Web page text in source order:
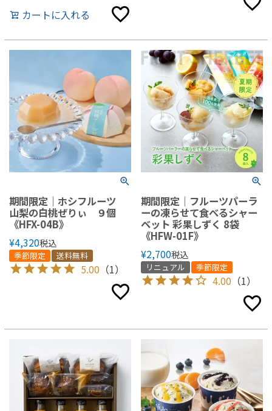
カートに入れる
期間限定｜ホシフルーツ
山梨の白桃ぜりぃ ９個
《HFX-04B》
¥4,320税込
季節限定 送料無料
5.00 （1）
期間限定｜フルーツパーラ
ーの凍らせて食べるシャー
ベット 彩果しずく 8袋
《HFW-01F》
¥2,700税込
リニュアル 季節限定
4.00 （1）